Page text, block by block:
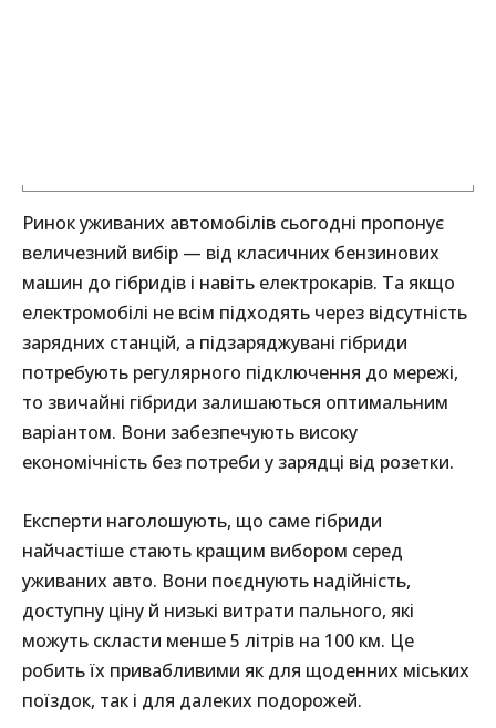
Ринок уживаних автомобілів сьогодні пропонує
величезний вибір — від класичних бензинових
машин до гібридів і навіть електрокарів. Та якщо
електромобілі не всім підходять через відсутність
зарядних станцій, а підзаряджувані гібриди
потребують регулярного підключення до мережі,
то звичайні гібриди залишаються оптимальним
варіантом. Вони забезпечують високу
економічність без потреби у зарядці від розетки.
Експерти наголошують, що саме гібриди
найчастіше стають кращим вибором серед
уживаних авто. Вони поєднують надійність,
доступну ціну й низькі витрати пального, які
можуть скласти менше 5 літрів на 100 км. Це
робить їх привабливими як для щоденних міських
поїздок, так і для далеких подорожей.